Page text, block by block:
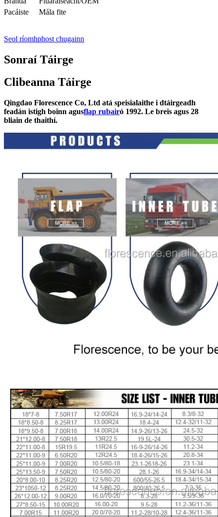
Pacáiste
Mála fite
Seol ríomhphost chugainn
Sonraí Táirge
Clibeanna Táirge
Qingdao Florescence Co, Ltd atá speisialaithe i dtáirgeadh
feadán istigh boinn agusflap rubairó 1992. Le breis agus 28
bliain de thaithí.